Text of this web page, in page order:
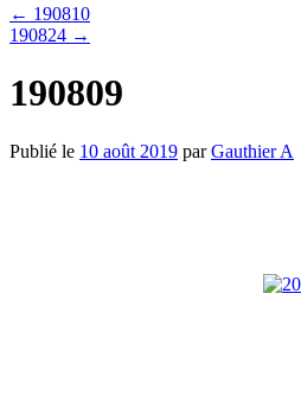
← 190810
190824 →
190809
Publié le 10 août 2019 par Gauthier A